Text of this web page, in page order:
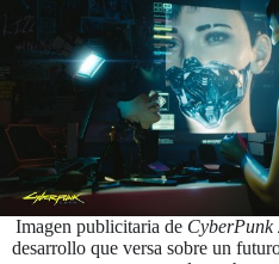
Imagen publicitaria de CyberPunk
desarrollo que versa sobre un